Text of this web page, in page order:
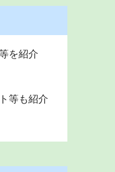
を紹介
等も紹介